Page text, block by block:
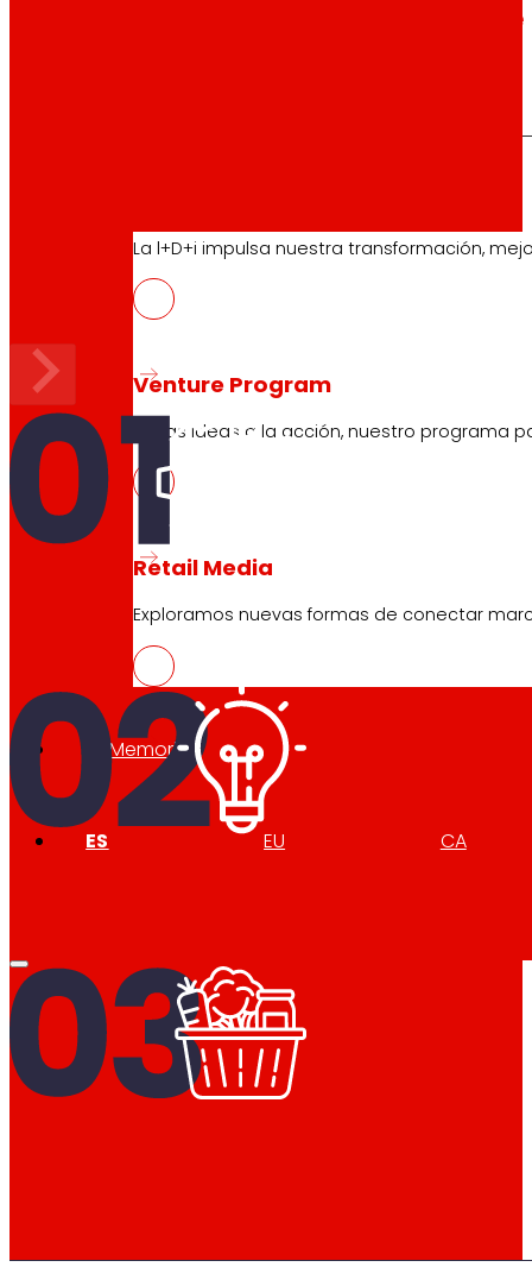
nos mueve
La l+D+i impulsa nuestra transformación,
Venture Program
De las ideas a la acción, nuestro
Retail Media
Exploramos nuevas formas de conectar
Memorias
ES EU CA
3 áreas de interés